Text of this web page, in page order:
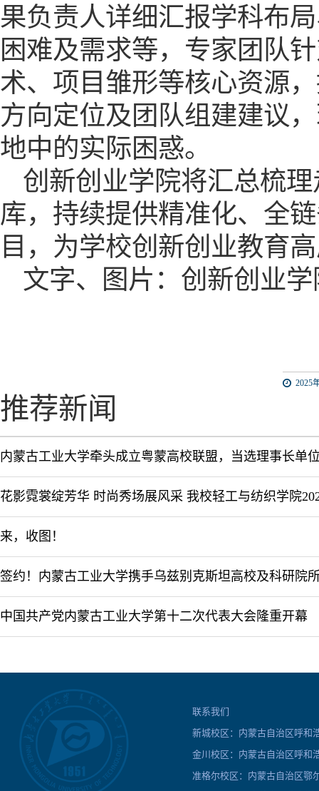
果负责人详细汇报学科布
困难及需求等， 专家团队
术、项目雏形等核心资源
方向定位及团队组建建议
地中的实际困惑。
创新创业学院将汇总梳
库，持续提供精准化、全
目，为学校创新创业教育
文字、图片：创新创业学
2025
推荐新闻
内蒙古工业大学牵头成立粤蒙高校联盟，当选理事长单
来，收图！
中国共产党内蒙古工业大学第十二次代表大会隆重开幕
联系我们
新城校区：内蒙古自治区呼
金川校区：内蒙古自治区呼
准格尔校区：内蒙古自治区